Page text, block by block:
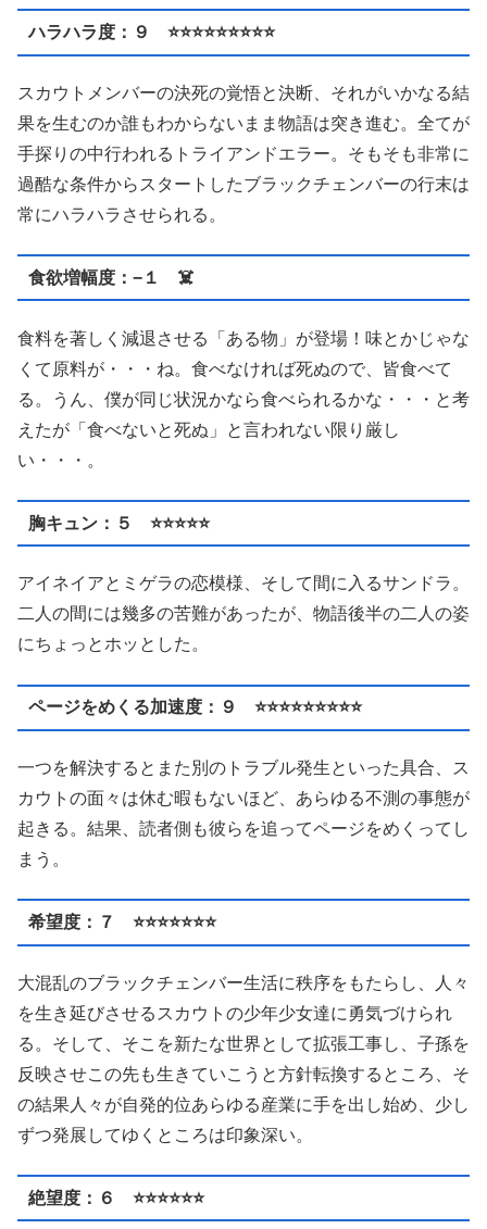
ハラハラ度：９ ⭐️⭐️⭐️⭐️⭐️⭐️⭐️⭐️⭐️
スカウトメンバーの決死の覚悟と決断、それがいかなる結
果を生むのか誰もわからないまま物語は突き進む。全てが
手探りの中行われるトライアンドエラー。そもそも非常に
過酷な条件からスタートしたブラックチェンバーの行末は
常にハラハラさせられる。
食欲増幅度：−１ ☠️
食料を著しく減退させる「ある物」が登場！味とかじゃな
くて原料が・・・ね。食べなければ死ぬので、皆食べて
る。うん、僕が同じ状況かなら食べられるかな・・・と考
えたが「食べないと死ぬ」と言われない限り厳し
い・・・。
胸キュン：５ ⭐️⭐️⭐️⭐️⭐️
アイネイアとミゲラの恋模様、そして間に入るサンドラ。
二人の間には幾多の苦難があったが、物語後半の二人の姿
にちょっとホッとした。
ページをめくる加速度：９ ⭐️⭐️⭐️⭐️⭐️⭐️⭐️⭐️⭐️
一つを解決するとまた別のトラブル発生といった具合、ス
カウトの面々は休む暇もないほど、あらゆる不測の事態が
起きる。結果、読者側も彼らを追ってページをめくってし
まう。
希望度：７ ⭐️⭐️⭐️⭐️⭐️⭐️⭐️
大混乱のブラックチェンバー生活に秩序をもたらし、人々
を生き延びさせるスカウトの少年少女達に勇気づけられ
る。そして、そこを新たな世界として拡張工事し、子孫を
反映させこの先も生きていこうと方針転換するところ、そ
の結果人々が自発的位あらゆる産業に手を出し始め、少し
ずつ発展してゆくところは印象深い。
絶望度：６ ⭐️⭐️⭐️⭐️⭐️⭐️